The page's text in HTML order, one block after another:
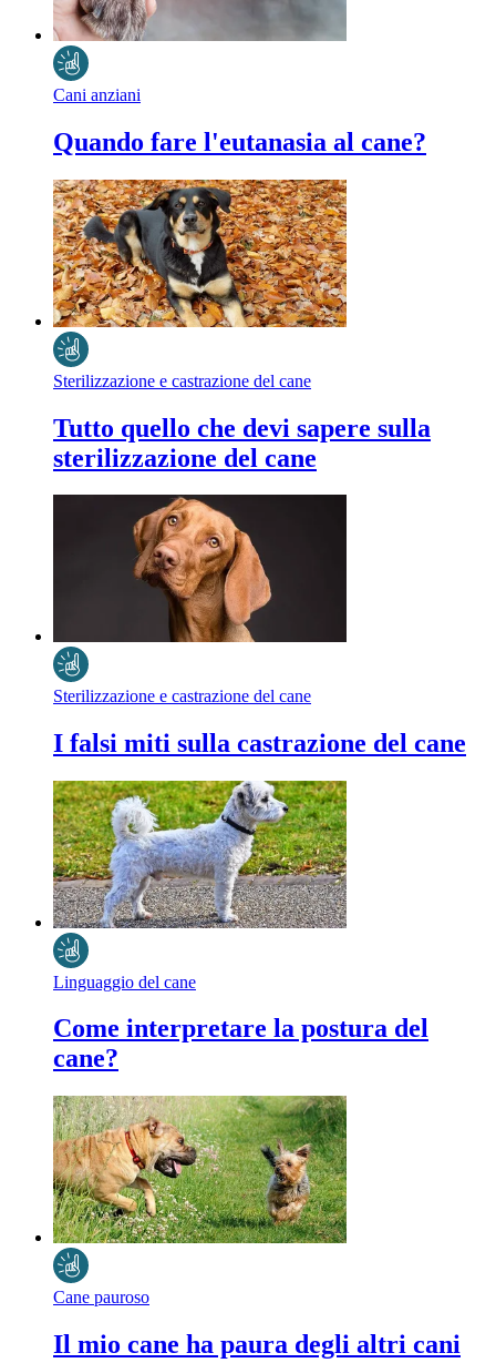
Cani anziani
Quando fare l'eutanasia al cane?
Sterilizzazione e castrazione del cane
Tutto quello che devi sapere sulla
sterilizzazione del cane
Sterilizzazione e castrazione del cane
I falsi miti sulla castrazione del cane
Linguaggio del cane
Come interpretare la postura del
cane?
Cane pauroso
Il mio cane ha paura degli altri cani